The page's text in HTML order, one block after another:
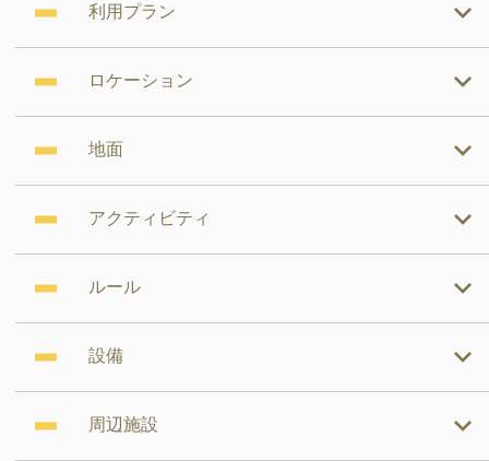
利用プラン
ロケーション
地面
アクティビティ
ルール
設備
周辺施設